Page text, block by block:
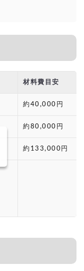
材料費目安
約40,000円
約80,000円
約133,000円